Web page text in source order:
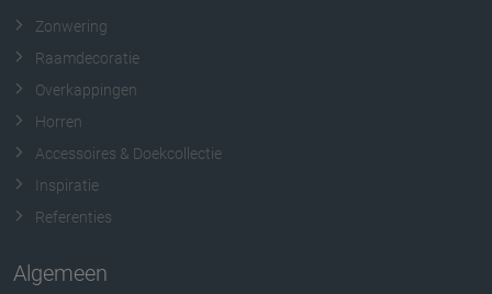
Zonwering
Raamdecoratie
Overkappingen
Horren
Accessoires & Doekcollectie
Inspiratie
Referenties
Algemeen